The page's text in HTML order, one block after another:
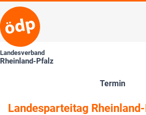
Landesverband
Rheinland-Pfalz
Termin
Landesparteitag